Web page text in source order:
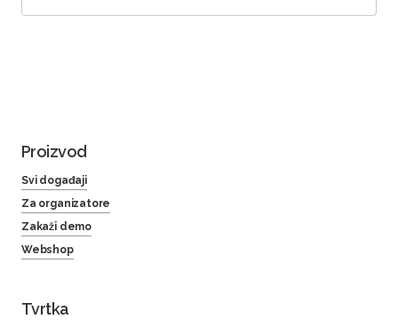
Proizvod
Svi događaji
Za organizatore
Zakaži demo
Webshop
Tvrtka